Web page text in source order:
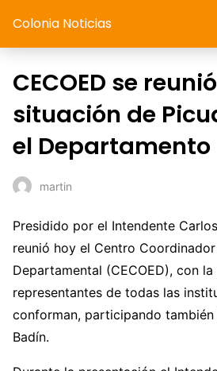
Colonia Noticias
CECOED se
situación de
el Departamento
martin
Presidido por el Intendente
reunió hoy el Centro
Departamental (CECOED), con
representantes de todas las
conforman, participando
Badín.